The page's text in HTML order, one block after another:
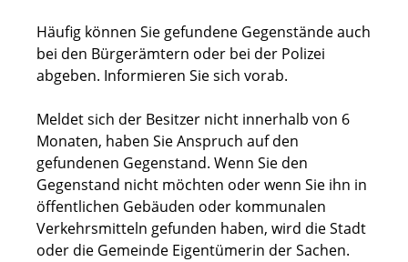
Häufig können Sie gefundene Gegenstände auch
bei den Bürgerämtern oder bei der Polizei
abgeben. Informieren Sie sich vorab.
Meldet sich der Besitzer nicht innerhalb von 6
Monaten, haben Sie Anspruch auf den
gefundenen Gegenstand. Wenn Sie den
Gegenstand nicht möchten oder wenn Sie ihn in
öffentlichen Gebäuden oder kommunalen
Verkehrsmitteln gefunden haben, wird die Stadt
oder die Gemeinde Eigentümerin der Sachen.